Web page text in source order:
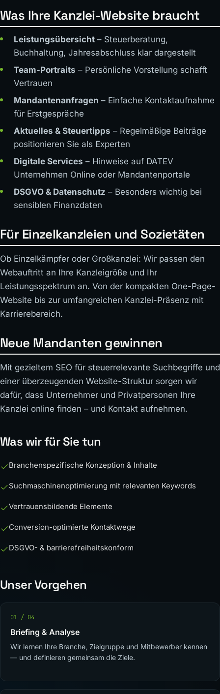
Was Ihre Kanzlei-Website braucht
Leistungsübersicht – Steuerberatung,
Buchhaltung, Jahresabschluss klar dargestellt
Team-Portraits – Persönliche Vorstellung schafft
Vertrauen
Mandantenanfragen – Einfache Kontaktaufnahme
für Erstgespräche
Aktuelles & Steuertipps – Regelmäßige Beiträge
positionieren Sie als Experten
Digitale Services – Hinweise auf DATEV
Unternehmen Online oder Mandantenportale
DSGVO & Datenschutz – Besonders wichtig bei
sensiblen Finanzdaten
Für Einzelkanzleien und Sozietäten
Ob Einzelkämpfer oder Großkanzlei: Wir passen den
Webauftritt an Ihre Kanzleigröße und Ihr
Leistungsspektrum an. Von der kompakten One-Page-
Website bis zur umfangreichen Kanzlei-Präsenz mit
Karrierebereich.
Neue Mandanten gewinnen
Mit gezieltem SEO für steuerrelevante Suchbegriffe und
einer überzeugenden Website-Struktur sorgen wir
dafür, dass Unternehmer und Privatpersonen Ihre
Kanzlei online finden – und Kontakt aufnehmen.
Was wir für Sie tun
Branchenspezifische Konzeption & Inhalte
Suchmaschinenoptimierung mit relevanten Keywords
Vertrauensbildende Elemente
Conversion-optimierte Kontaktwege
DSGVO- & barrierefreiheitskonform
Unser Vorgehen
01 / 04
Briefing & Analyse
Wir lernen Ihre Branche, Zielgruppe und Mitbewerber kennen
— und definieren gemeinsam die Ziele.